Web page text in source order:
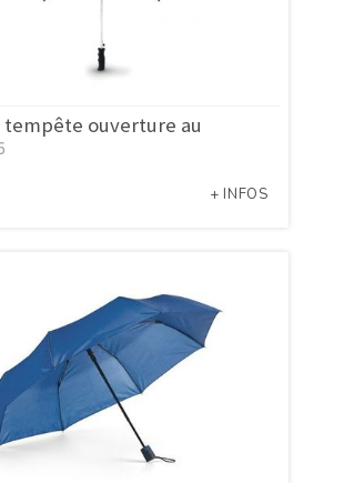
tempête ouverture au
+ INFOS